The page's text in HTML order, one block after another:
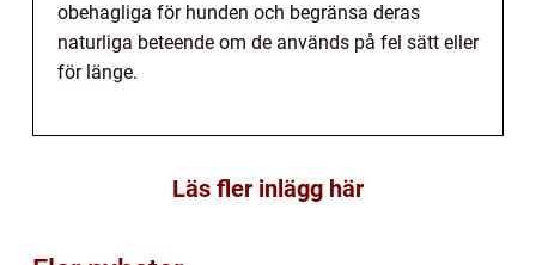
obehagliga för hunden och begränsa deras
naturliga beteende om de används på fel sätt eller
för länge.
Läs fler inlägg här